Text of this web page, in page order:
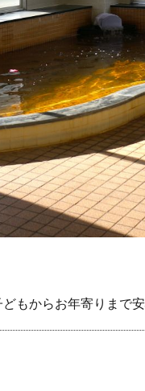
もからお年寄りまで安